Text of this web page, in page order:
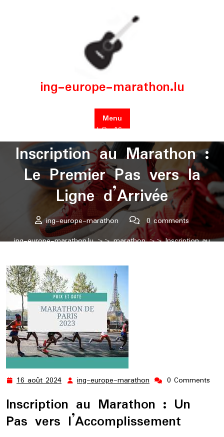
ing-europe-marathon.lu
Menu
Posted On 16 août 2024
Inscription au Marathon :
Le Premier Pas vers la
Ligne d’Arrivée
ing-europe-marathon
0 comments
ing-europe-marathon.lu>>marathon>> Inscription au
16 août 2024 16
2024
ing-europe-marathon ing-
marathon
0 Comments
Inscription au Marathon : Un
Pas vers l’Accomplissement